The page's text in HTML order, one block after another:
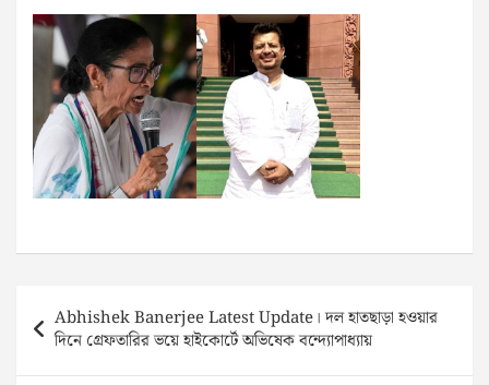
navigation
Abhishek Banerjee Latest Update। দল হাতছাড়া হওয়ার
দিনে গ্রেফতারির ভয়ে হাইকোর্টে অভিষেক বন্দ্যোপাধ্যায়